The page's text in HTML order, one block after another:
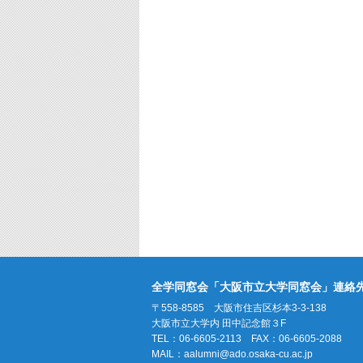
全学同窓会「大阪市立大学同窓会」連絡
〒558-8585 大阪市住吉区杉本3-3-138
大阪市立大学内 田中記念館３F
TEL：06-6605-2113 FAX：06-6605-2088
MAIL： aalumni@ado.osaka-cu.ac.jp